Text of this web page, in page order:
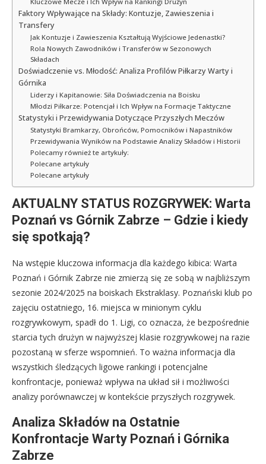
Faktory Wpływające na Składy: Kontuzje, Zawieszenia i
Transfery
Jak Kontuzje i Zawieszenia Kształtują Wyjściowe Jedenastki?
Rola Nowych Zawodników i Transferów w Sezonowych
Składach
Doświadczenie vs. Młodość: Analiza Profilów Piłkarzy Warty i
Górnika
Liderzy i Kapitanowie: Siła Doświadczenia na Boisku
Młodzi Piłkarze: Potencjał i Ich Wpływ na Formacje Taktyczne
Statystyki i Przewidywania Dotyczące Przyszłych Meczów
Statystyki Bramkarzy, Obrońców, Pomocników i Napastników
Przewidywania Wyników na Podstawie Analizy Składów i Historii
Polecamy również te artykuły:
Polecane artykuły
Polecane artykuły
AKTUALNY STATUS ROZGRYWEK: Warta
Poznań vs Górnik Zabrze – Gdzie i kiedy
się spotkają?
Na wstępie kluczowa informacja dla każdego kibica: Warta
Poznań i Górnik Zabrze nie zmierzą się ze sobą w najbliższym
sezonie 2024/2025 na boiskach Ekstraklasy. Poznański klub po
zajęciu ostatniego, 16. miejsca w minionym cyklu
rozgrywkowym, spadł do 1. Ligi, co oznacza, że bezpośrednie
starcia tych drużyn w najwyższej klasie rozgrywkowej na razie
pozostaną w sferze wspomnień. To ważna informacja dla
wszystkich śledzących ligowe rankingi i potencjalne
konfrontacje, ponieważ wpływa na układ sił i możliwości
analizy porównawczej w kontekście przyszłych rozgrywek.
Analiza Składów na Ostatnie
Konfrontacje Warty Poznań i Górnika
Zabrze